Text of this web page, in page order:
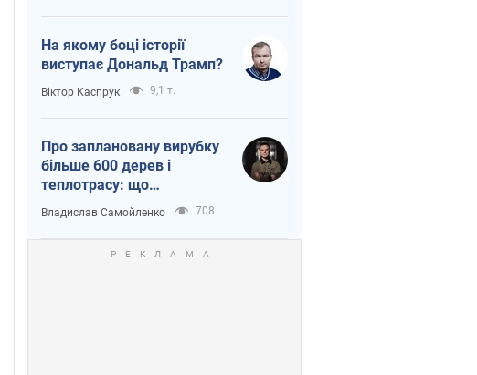
На якому боці історії
виступає Дональд Трамп?
Віктор Каспрук 9,1 т.
Про заплановану вирубку
більше 600 дерев і
теплотрасу: що
відбувається на Теремках
у Києві
Владислав Самойленко 708